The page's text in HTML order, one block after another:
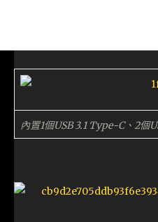
內置1個USB 3.1 Type-C、2個